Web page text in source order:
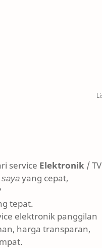
service Elektronik / TV
yang cepat,
tepat.
elektronik panggilan
harga transparan,